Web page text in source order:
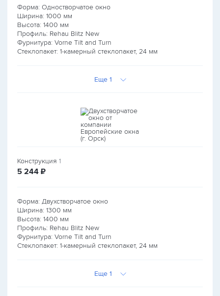
Форма: Одностворчатое окно
Ширина: 1000 мм
Высота: 1400 мм
Профиль: Rehau Blitz New
Фурнитура: Vorne Tilt and Turn
Стеклопакет: 1-камерный стеклопакет, 24 мм
Еще 1
Конструкция 1
5 244 руб.
₽
Форма: Двухстворчатое окно
Ширина: 1300 мм
Высота: 1400 мм
Профиль: Rehau Blitz New
Фурнитура: Vorne Tilt and Turn
Стеклопакет: 1-камерный стеклопакет, 24 мм
Еще 1